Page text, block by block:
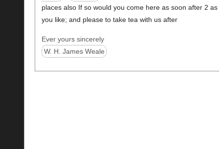
places also If so would you come here as soon after 2 as
you like; and please to take tea with us after
Ever yours sincerely
W. H. James Weale